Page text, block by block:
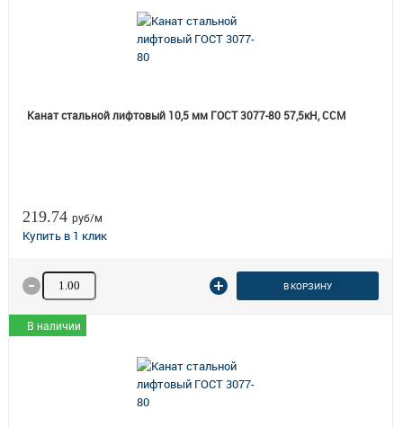
Канат стальной лифтовый 10,5 мм ГОСТ 3077-80 57,5кН, ССМ
219.74 руб/м
Количество товара В КОРЗИНУ
В наличии